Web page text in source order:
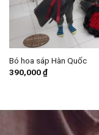
Bó hoa sáp Hàn Quốc
390,000₫